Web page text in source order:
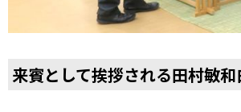
来賓として挨拶される田村敏